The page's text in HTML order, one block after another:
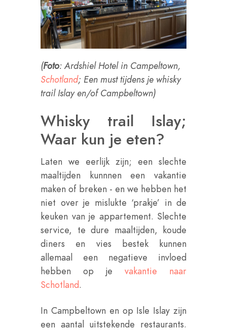
(Foto: Ardshiel Hotel in Campeltown,
Schotland; Een must tijdens je whisky
trail Islay en/of Campbeltown)
Whisky trail Islay;
Waar kun je eten?
Laten we eerlijk zijn; een slechte
maaltijden kunnnen een vakantie
maken of breken - en we hebben het
niet over je mislukte ‘prakje’ in de
keuken van je appartement. Slechte
service, te dure maaltijden, koude
diners en vies bestek kunnen
allemaal een negatieve invloed
hebben op je vakantie naar
Schotland.
In Campbeltown en op Isle Islay zijn
een aantal uitstekende restaurants.